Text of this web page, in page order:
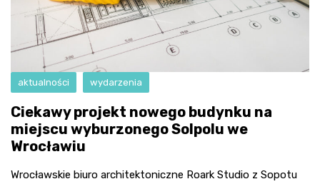
aktualności wydarzenia
Ciekawy projekt nowego budynku na
miejscu wyburzonego Solpolu we
Wrocławiu
Wrocławskie biuro architektoniczne Roark Studio z Sopotu